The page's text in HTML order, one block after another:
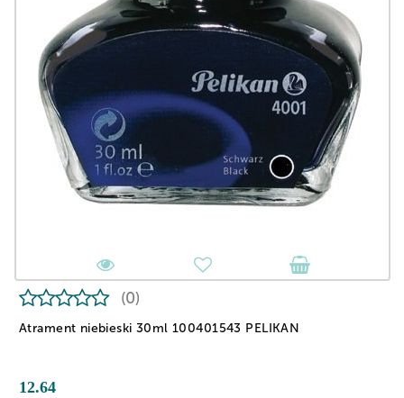
Atrament niebieski 30ml 100401543 PELIKAN
(0)
12.64